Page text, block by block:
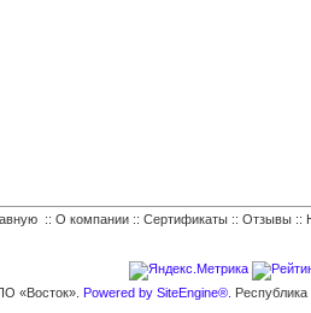
:: О компании :: Сертификаты :: Отзывы ::
«Восток». Powered by SiteEngine®.